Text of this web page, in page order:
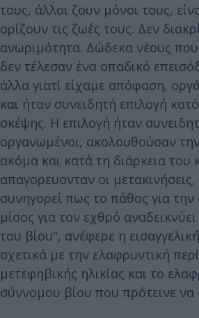
τους, άλλοι ζουν μόνοι τους,
ορίζουν τις ζωές τους. Δεν
ανωριμότητα. Δώδεκα νέους
δεν τέλεσαν ένα οπαδικό
άλλα γιατί είχαμε απόφαση,
και ήταν συνειδητή επιλογή
σκέψης. Η επιλογή ήταν
οργανωμένοι, ακολουθούσαν
ακόμα και κατά τη διάρκεια
απαγορευονταν οι
συνηγορεί πως το πάθος για
μίσος για τον εχθρό
του βίου", ανέφερε η
σχετικά με την ελαφρυντική
μετεφηβικής ηλικίας και το
σύννομου βίου που πρότεινε να